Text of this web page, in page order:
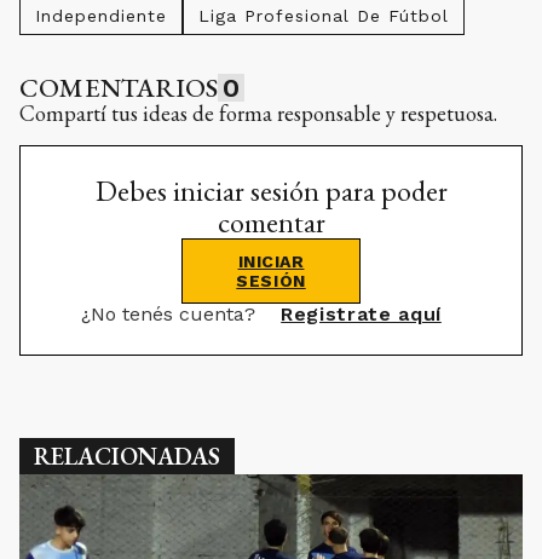
Independiente Liga Profesional De Fútbol
COMENTARIOS 0
Compartí tus ideas de forma responsable y respetuosa.
Debes iniciar sesión para poder
comentar
INICIAR
SESIÓN
¿No tenés cuenta? Registrate aquí
RELACIONADAS